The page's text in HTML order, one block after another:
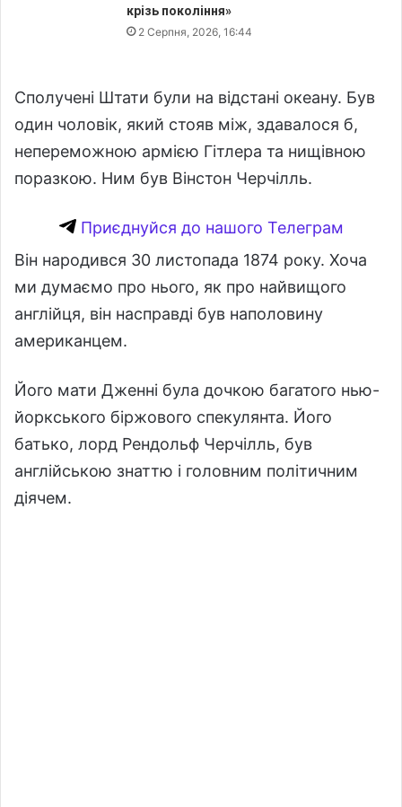
крізь покоління»
2 Серпня, 2026, 16:44
Сполучені Штати були на відстані океану. Був
один чоловік, який стояв між, здавалося б,
непереможною армією Гітлера та нищівною
поразкою. Ним був Вінстон Черчілль.
Приєднуйся до нашого Телеграм
Він народився 30 листопада 1874 року. Хоча
ми думаємо про нього, як про найвищого
англійця, він насправді був наполовину
американцем.
Його мати Дженні була дочкою багатого нью-
йоркського біржового спекулянта. Його
батько, лорд Рендольф Черчілль, був
англійською знаттю і головним політичним
діячем.